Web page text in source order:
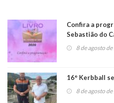
Confira a
Sebastião do
8 de agosto
16° Kerbball
8 de agosto